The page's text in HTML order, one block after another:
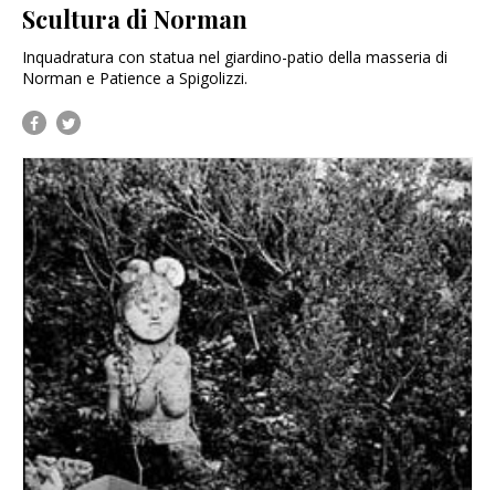
Scultura di Norman
Inquadratura con statua nel giardino-patio della masseria di
Norman e Patience a Spigolizzi.